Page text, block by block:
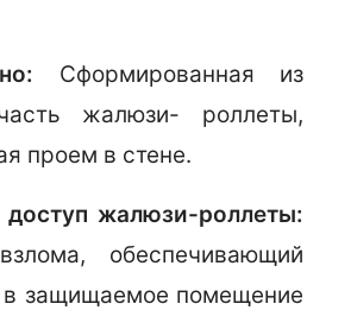
Сформированная из
жалюзи- роллеты,
проем в стене.
доступ жалюзи-роллеты:
обеспечивающий
в защищаемое помещение